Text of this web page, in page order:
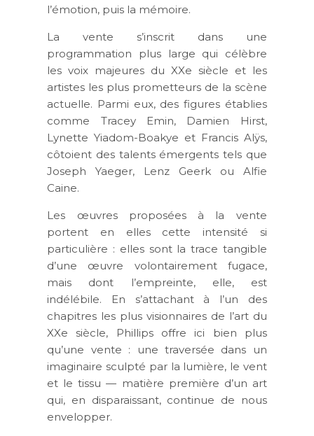
l’émotion, puis la mémoire.
La vente s’inscrit dans une
programmation plus large qui célèbre
les voix majeures du XXe siècle et les
artistes les plus prometteurs de la scène
actuelle. Parmi eux, des figures établies
comme Tracey Emin, Damien Hirst,
Lynette Yiadom-Boakye et Francis Alÿs,
côtoient des talents émergents tels que
Joseph Yaeger, Lenz Geerk ou Alfie
Caine.
Les œuvres proposées à la vente
portent en elles cette intensité si
particulière : elles sont la trace tangible
d’une œuvre volontairement fugace,
mais dont l’empreinte, elle, est
indélébile. En s’attachant à l’un des
chapitres les plus visionnaires de l’art du
XXe siècle, Phillips offre ici bien plus
qu’une vente : une traversée dans un
imaginaire sculpté par la lumière, le vent
et le tissu — matière première d’un art
qui, en disparaissant, continue de nous
envelopper.